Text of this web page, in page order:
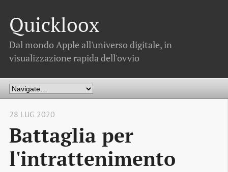
Quickloox
Dal mondo Apple all'universo digitale, in
visualizzazione rapida dell'ovvio
28 LUG 2020
Battaglia per
l'intrattenimento